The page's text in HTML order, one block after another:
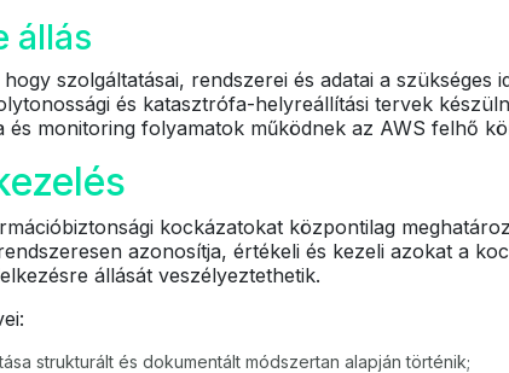
állás
szolgáltatásai, rendszerei és adatai a
és katasztrófa-helyreállítási tervek
monitoring folyamatok működnek az AWS felhő
kockázatokat központilag
azonosítja, értékeli és kezeli azokat a
állását veszélyeztethetik.
strukturált és dokumentált módszertan alapján történik;